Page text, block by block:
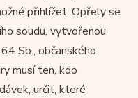
přihlížet. Opřely se
soudu, vytvořenou
Sb., občanského
musí ten, kdo
určit, které